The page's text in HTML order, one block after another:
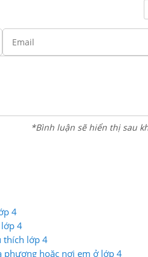
*Bình luận sẽ hiển thị sau
4
4
thích lớp 4
phương hoặc nơi em ở lớp 4